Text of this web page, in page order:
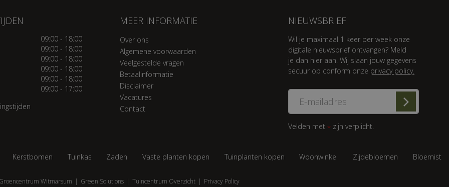
09:00 - 18:00
09:00 - 18:00
09:00 - 18:00
09:00 - 18:00
09:00 - 18:00
09:00 - 17:00
MEER INFORMATIE
Over ons
Algemene voorwaarden
Veelgestelde vragen
Betaalinformatie
Disclaimer
Vacatures
Contact
NIEUWSBRIEF
Wil je maximaal 1 keer per week onze
digitale nieuwsbrief ontvangen? Meld
je dan hier aan! Wij slaan jouw gegevens
secuur op conform onze privacy policy.
Velden met * zijn verplicht.
Kerstbomen Tuinkas Zaden Vaste planten kopen Tuinplanten kopen Woonwinkel Zijdebloemen Bloemist
Witmarsum Green Solutions Tuincentrum Overzicht Privacy Policy